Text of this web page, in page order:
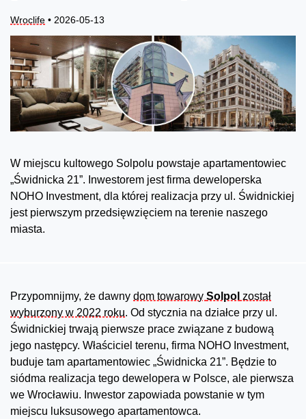
Wroclife • 2026-05-13
W miejscu kultowego Solpolu powstaje apartamentowiec
„Świdnicka 21”. Inwestorem jest firma deweloperska
NOHO Investment, dla której realizacja przy ul. Świdnickiej
jest pierwszym przedsięwzięciem na terenie naszego
miasta.
Przypomnijmy, że dawny dom towarowy Solpol został
wyburzony w 2022 roku. Od stycznia na działce przy ul.
Świdnickiej trwają pierwsze prace związane z budową
jego następcy. Właściciel terenu, firma NOHO Investment,
buduje tam apartamentowiec „Świdnicka 21”. Będzie to
siódma realizacja tego dewelopera w Polsce, ale pierwsza
we Wrocławiu. Inwestor zapowiada powstanie w tym
miejscu luksusowego apartamentowca.